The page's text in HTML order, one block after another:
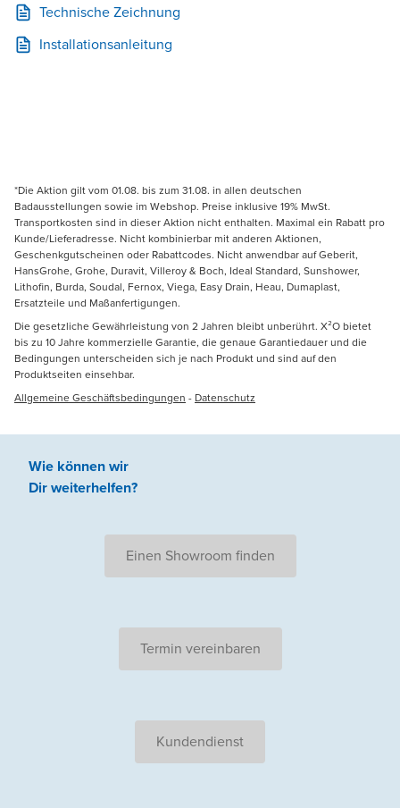
Technische Zeichnung
Installationsanleitung
*Die Aktion gilt vom 01.08. bis zum 31.08. in allen deutschen
Badausstellungen sowie im Webshop. Preise inklusive 19% MwSt.
Transportkosten sind in dieser Aktion nicht enthalten. Maximal ein Rabatt pro
Kunde/Lieferadresse. Nicht kombinierbar mit anderen Aktionen,
Geschenkgutscheinen oder Rabattcodes. Nicht anwendbar auf Geberit,
HansGrohe, Grohe, Duravit, Villeroy & Boch, Ideal Standard, Sunshower,
Lithofin, Burda, Soudal, Fernox, Viega, Easy Drain, Heau, Dumaplast,
Ersatzteile und Maßanfertigungen.
Die gesetzliche Gewährleistung von 2 Jahren bleibt unberührt. X²O bietet
bis zu 10 Jahre kommerzielle Garantie, die genaue Garantiedauer und die
Bedingungen unterscheiden sich je nach Produkt und sind auf den
Produktseiten einsehbar.
Allgemeine Geschäftsbedingungen - Datenschutz
Wie können wir
Dir weiterhelfen?
Einen Showroom finden
Termin vereinbaren
Kundendienst